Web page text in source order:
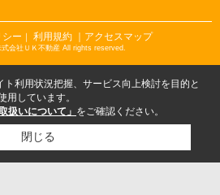
シー ｜ 利用規約 ｜アクセスマップ
会社ＵＫ不動産 All rights reserved.
利用状況把握、サービス向上検討を目的と
用しています。
扱いについて」 をご確認ください。
閉じる